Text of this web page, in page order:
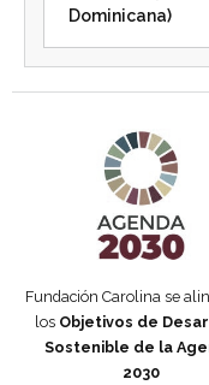
Dominicana)
Fundación Carolina se
los Objetivos de
Sostenible de la
2030